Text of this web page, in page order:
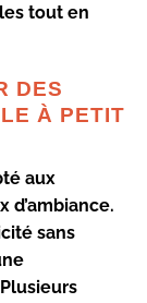
tout en
DES
À PETIT
aux
d’ambiance.
sans